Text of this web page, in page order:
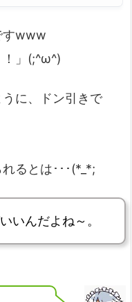
すwww
！」(;^ω^)
に、ドン引きで
るとは･･･(*_*;
いんだよね～。